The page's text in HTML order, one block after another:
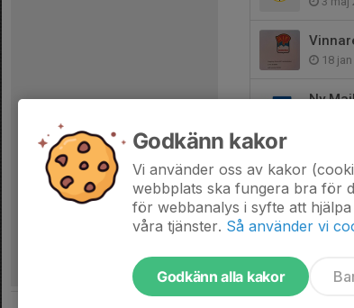
18
Ny
24 okt
Godkänn kakor
Vi använder oss av kakor
webbplats ska fungera bra för
för webbanalys i syfte att
våra tjänster. Så använder vi
Godkänn alla kakor